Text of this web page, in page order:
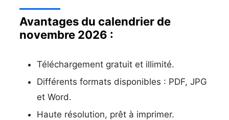
Avantages du calendrier de
novembre 2026 :
Téléchargement gratuit et illimité.
Différents formats disponibles : PDF, JPG
et Word.
Haute résolution, prêt à imprimer.